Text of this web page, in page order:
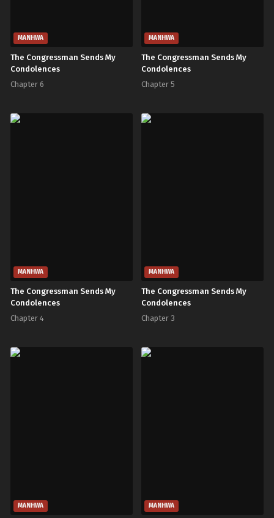
MANHWA
The Congressman Sends My
Condolences
Chapter 6
MANHWA
The Congressman Sends My
Condolences
Chapter 5
MANHWA
The Congressman Sends My
Condolences
Chapter 4
MANHWA
The Congressman Sends My
Condolences
Chapter 3
MANHWA MANHWA